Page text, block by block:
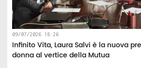
09/07/2026 18:26
Infinito Vita, Laura Salvi è la nuova
donna al vertice della Mutua